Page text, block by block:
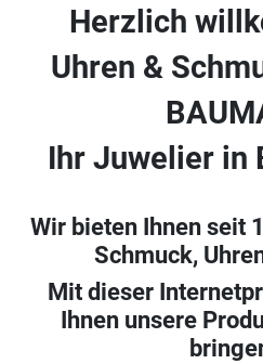
Herzlich
Uhren &
Ihr Juwelier in
Wir bieten Ihnen seit
Schmuck,
Mit dieser
Ihnen unsere